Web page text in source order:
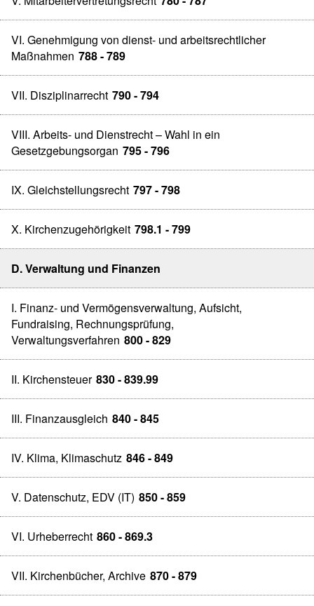
VI. Genehmigung von dienst- und arbeitsrechtlicher
Maßnahmen 788 - 789
VII. Disziplinarrecht 790 - 794
VIII. Arbeits- und Dienstrecht – Wahl in ein
Gesetzgebungsorgan 795 - 796
IX. Gleichstellungsrecht 797 - 798
X. Kirchenzugehörigkeit 798.1 - 799
D. Verwaltung und Finanzen
I. Finanz- und Vermögensverwaltung, Aufsicht,
Fundraising, Rechnungsprüfung,
Verwaltungsverfahren 800 - 829
II. Kirchensteuer 830 - 839.99
III. Finanzausgleich 840 - 845
IV. Klima, Klimaschutz 846 - 849
V. Datenschutz, EDV (IT) 850 - 859
VI. Urheberrecht 860 - 869.3
VII. Kirchenbücher, Archive 870 - 879